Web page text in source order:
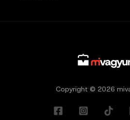
Copyright © 2026